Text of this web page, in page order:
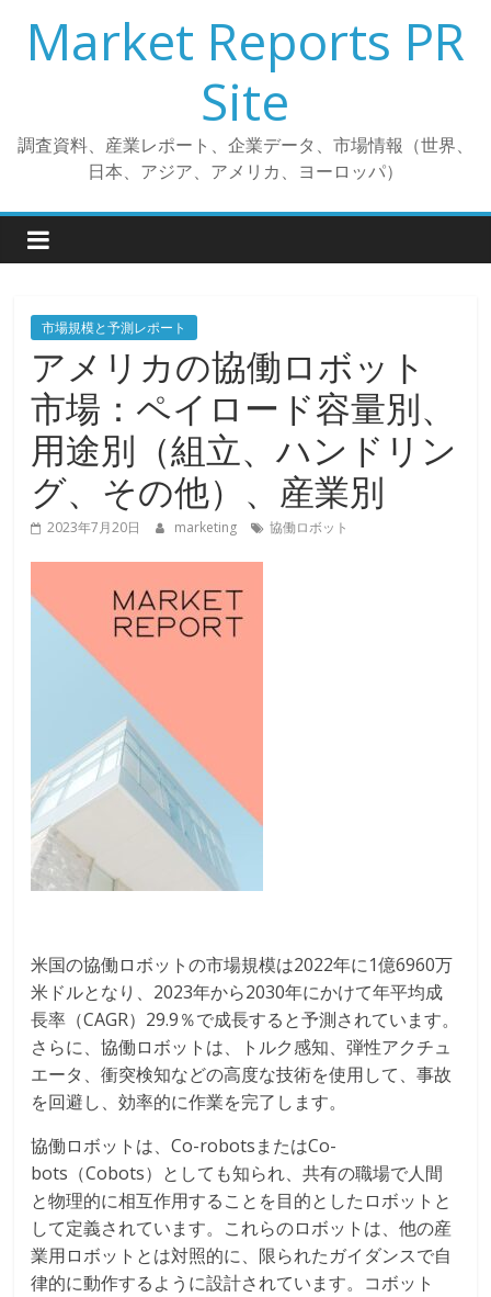
プ
Market Reports PR
Site
調査資料、産業レポート、企業データ、市場情報（世界、
日本、アジア、アメリカ、ヨーロッパ）
市場規模と予測レポート
アメリカの協働ロボット
市場：ペイロード容量別、
用途別（組立、ハンドリン
グ、その他）、産業別
2023年7月20日 marketing 協働ロボット
米国の協働ロボットの市場規模は2022年に1億6960万
米ドルとなり、2023年から2030年にかけて年平均成
長率（CAGR）29.9％で成長すると予測されています。
さらに、協働ロボットは、トルク感知、弾性アクチュ
エータ、衝突検知などの高度な技術を使用して、事故
を回避し、効率的に作業を完了します。
協働ロボットは、Co-robotsまたはCo-
bots（Cobots）としても知られ、共有の職場で人間
と物理的に相互作用することを目的としたロボットと
して定義されています。これらのロボットは、他の産
業用ロボットとは対照的に、限られたガイダンスで自
律的に動作するように設計されています。コボット